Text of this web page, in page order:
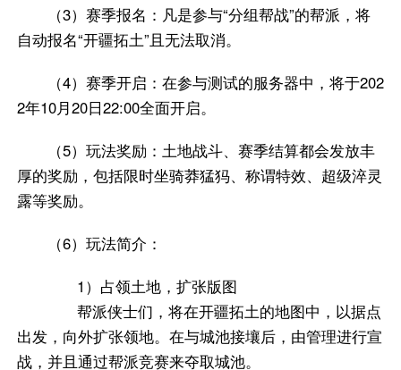
（3）赛季报名：凡是参与“分组帮战”的帮派，将
自动报名“开疆拓土”且无法取消。
（4）赛季开启：在参与测试的服务器中，将于202
2年10月20日22:00全面开启。
（5）玩法奖励：土地战斗、赛季结算都会发放丰
厚的奖励，包括限时坐骑莽猛犸、称谓特效、超级淬灵
露等奖励。
（6）玩法简介：
1）占领土地，扩张版图
帮派侠士们，将在开疆拓土的地图中，以据点
出发，向外扩张领地。在与城池接壤后，由管理进行宣
战，并且通过帮派竞赛来夺取城池。